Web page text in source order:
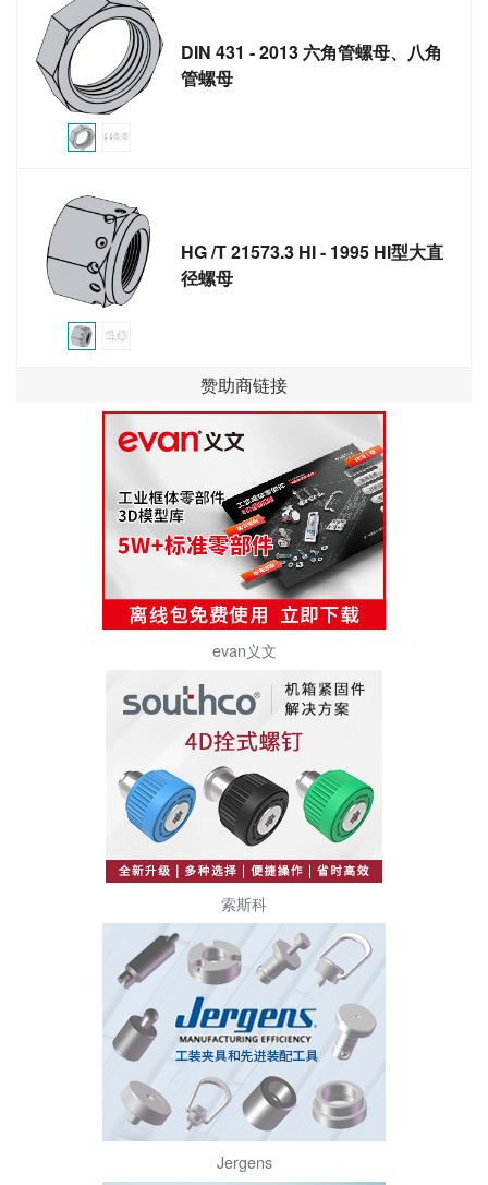
DIN 431 - 2013 六角管螺母、八角
管螺母
HG /T 21573.3 HI - 1995 HI型大直
径螺母
赞助商链接
evan义文
索斯科
Jergens